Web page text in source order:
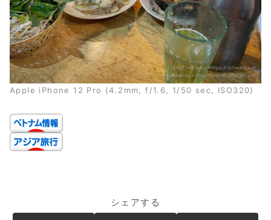
Apple iPhone 12 Pro (4.2mm, f/1.6, 1/50 sec, ISO320)
シェアする